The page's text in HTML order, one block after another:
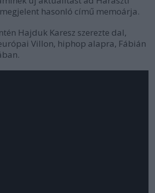
hasonló című memoárja.
Hajduk Karesz szerezte dal,
Villon, hiphop alapra, Fábián